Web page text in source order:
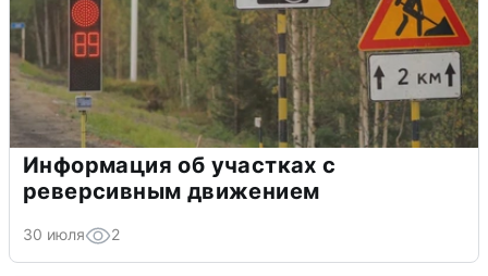
Информация об участках с
реверсивным движением
30 июля 2